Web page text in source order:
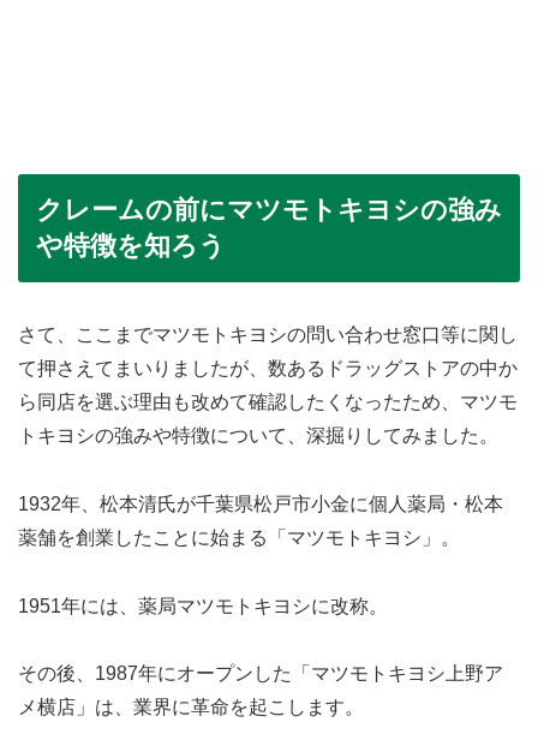
クレームの前にマツモトキヨシの強み
や特徴を知ろう
さて、ここまでマツモトキヨシの問い合わせ窓口等に関し
て押さえてまいりましたが、数あるドラッグストアの中か
ら同店を選ぶ理由も改めて確認したくなったため、マツモ
トキヨシの強みや特徴について、深掘りしてみました。
1932年、松本清氏が千葉県松戸市小金に個人薬局・松本
薬舗を創業したことに始まる「マツモトキヨシ」。
1951年には、薬局マツモトキヨシに改称。
その後、1987年にオープンした「マツモトキヨシ上野ア
メ横店」は、業界に革命を起こします。